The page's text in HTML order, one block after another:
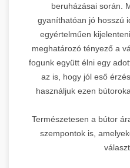
beruházásai során.
gyaníthatóan jó hosszú
egyértelműen
meghatározó tényező a
fogunk együtt élni egy
az is, hogy jól eső
használjuk ezen
Természetesen a bútor
szempontok is,